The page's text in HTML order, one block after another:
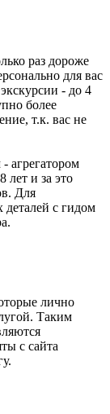
раз дороже
для вас
- до 4
более
т.к. вас не
агрегатором
лет и за это
Для
деталей с гидом
лично
Таким
с сайта